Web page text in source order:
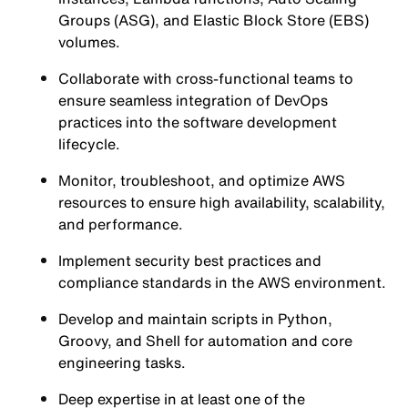
Groups (ASG), and Elastic Block Store (EBS)
volumes.
Collaborate with cross-functional teams to
ensure seamless integration of DevOps
practices into the software development
lifecycle.
Monitor, troubleshoot, and optimize AWS
resources to ensure high availability, scalability,
and performance.
Implement security best practices and
compliance standards in the AWS environment.
Develop and maintain scripts in Python,
Groovy, and Shell for automation and core
engineering tasks.
Deep expertise in at least one of the